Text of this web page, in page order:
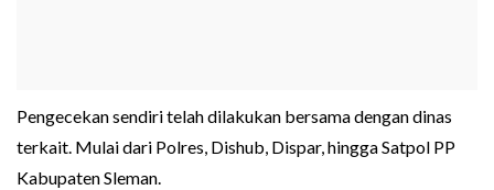
Pengecekan sendiri telah dilakukan bersama dengan dinas
terkait. Mulai dari Polres, Dishub, Dispar, hingga Satpol PP
Kabupaten Sleman.